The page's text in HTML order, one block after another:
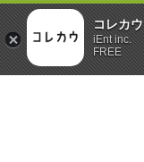
コレカウ
iEnt inc.
FREE